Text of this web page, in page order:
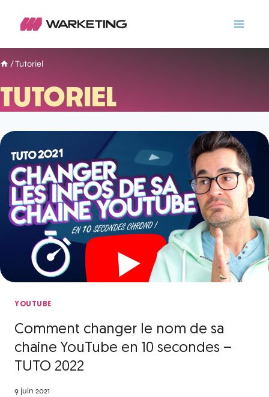
/Tutoriel
TUTORIEL
YOUTUBE
Comment changer le nom de sa
chaine YouTube en 10 secondes –
TUTO 2022
9 juin 2021